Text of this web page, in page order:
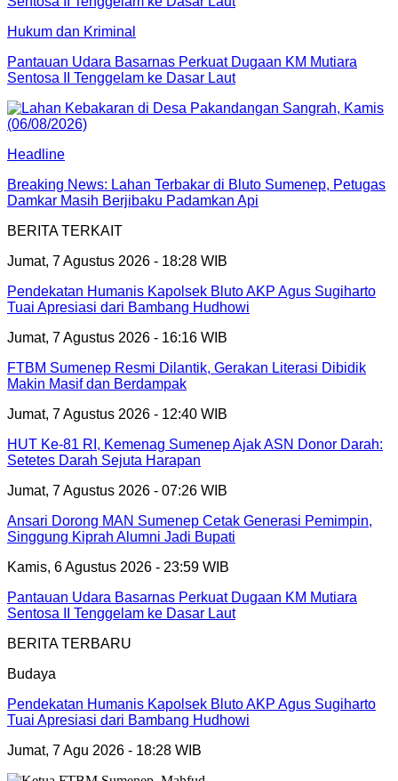
Hukum dan Kriminal
Pantauan Udara Basarnas Perkuat Dugaan KM Mutiara
Sentosa II Tenggelam ke Dasar Laut
Headline
Breaking News: Lahan Terbakar di Bluto Sumenep, Petugas
Damkar Masih Berjibaku Padamkan Api
BERITA TERKAIT
Jumat, 7 Agustus 2026 - 18:28 WIB
Pendekatan Humanis Kapolsek Bluto AKP Agus Sugiharto
Tuai Apresiasi dari Bambang Hudhowi
Jumat, 7 Agustus 2026 - 16:16 WIB
FTBM Sumenep Resmi Dilantik, Gerakan Literasi Dibidik
Makin Masif dan Berdampak
Jumat, 7 Agustus 2026 - 12:40 WIB
HUT Ke-81 RI, Kemenag Sumenep Ajak ASN Donor Darah:
Setetes Darah Sejuta Harapan
Jumat, 7 Agustus 2026 - 07:26 WIB
Ansari Dorong MAN Sumenep Cetak Generasi Pemimpin,
Singgung Kiprah Alumni Jadi Bupati
Kamis, 6 Agustus 2026 - 23:59 WIB
Pantauan Udara Basarnas Perkuat Dugaan KM Mutiara
Sentosa II Tenggelam ke Dasar Laut
BERITA TERBARU
Budaya
Pendekatan Humanis Kapolsek Bluto AKP Agus Sugiharto
Tuai Apresiasi dari Bambang Hudhowi
Jumat, 7 Agu 2026 - 18:28 WIB